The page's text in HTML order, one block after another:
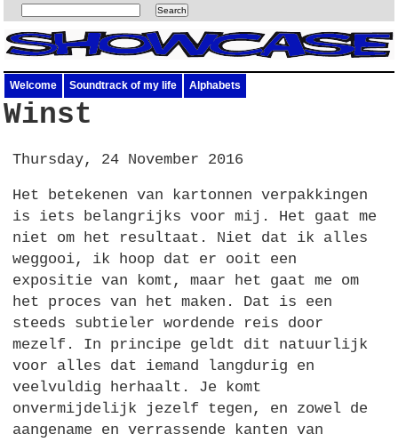
Welcome Soundtrack of my life Alphabets
Winst
Thursday, 24 November 2016
Het betekenen van kartonnen verpakkingen
is iets belangrijks voor mij. Het gaat me
niet om het resultaat. Niet dat ik alles
weggooi, ik hoop dat er ooit een
expositie van komt, maar het gaat me om
het proces van het maken. Dat is een
steeds subtieler wordende reis door
mezelf. In principe geldt dit natuurlijk
voor alles dat iemand langdurig en
veelvuldig herhaalt. Je komt
onvermijdelijk jezelf tegen, en zowel de
aangename en verrassende kanten van